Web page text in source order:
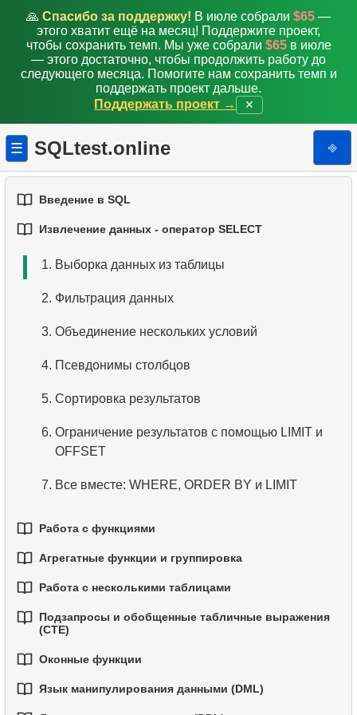
🙏 Спасибо за поддержку! В июле собрали $65 —
этого хватит ещё на месяц! Поддержите проект,
чтобы сохранить темп. Мы уже собрали $65в июле
— этого достаточно, чтобы продолжить работу до
следующего месяца. Помогите нам сохранить темп и
поддержать проект дальше.
Поддержать проект →
✕
☰ SQLtest.online ⎆
Введение в SQL
1.Введение в базы данных
2. Типы баз данных
3. Концепции реляционных баз данных
4. Базовые типы данных
5. Понимание значений NULL в SQL
6. Обзор SQL
Извлечение данных - оператор SELECT
1. Выборка данных из таблицы
2. Фильтрация данных
3. Объединение нескольких условий
4. Псевдонимы столбцов
5. Сортировка результатов
6. Ограничение результатов с помощью LIMIT и
OFFSET
7. Все вместе: WHERE, ORDER BY и LIMIT
Работа с функциями
1.Встроенные функции SQL
Основные строковые функции
3.Основные математические функции
4.Функции даты и времени
Условный оператор
Агрегатные функции и группировка
1.Базовые агрегатные функции
2.Группировка данных
3.Фильтрация агрегированных данных
4.Условная агрегация
Работа с несколькими таблицами
1.Основы соединений (JOIN) в SQL
2.INNER JOIN - Соединение совпадающих строк
3.LEFT JOIN - Включение всех записей из левой
Подзапросы и обобщенные табличные выражения
(CTE)
1.Введение в подзапросы
Подзапросы в предложении WHERE
Оконные функции
1.Оконные функции
Язык манипулирования данными (DML)